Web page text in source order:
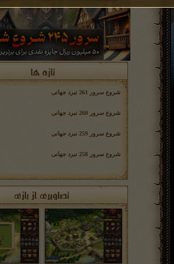
شروع سرور 261 نبرد جهانی
شروع سرور 260 نبرد جهانی
شروع سرور 259 نبرد جهانی
شروع سرور 258 نبرد جهانی